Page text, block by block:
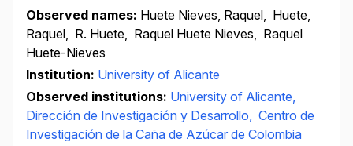
Observed names: Huete Nieves, Raquel, Huete,
Raquel, R. Huete, Raquel Huete Nieves, Raquel
Huete-Nieves
Institution: University of Alicante
Observed institutions: University of Alicante,
Dirección de Investigación y Desarrollo, Centro de
Investigación de la Caña de Azúcar de Colombia